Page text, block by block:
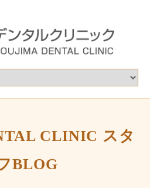
CLINIC スタ
BLOG